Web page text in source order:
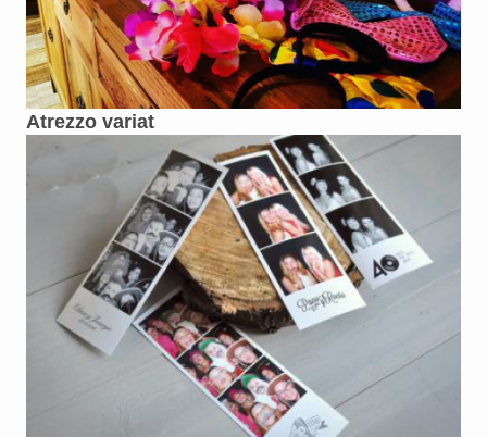
Atrezzo variat